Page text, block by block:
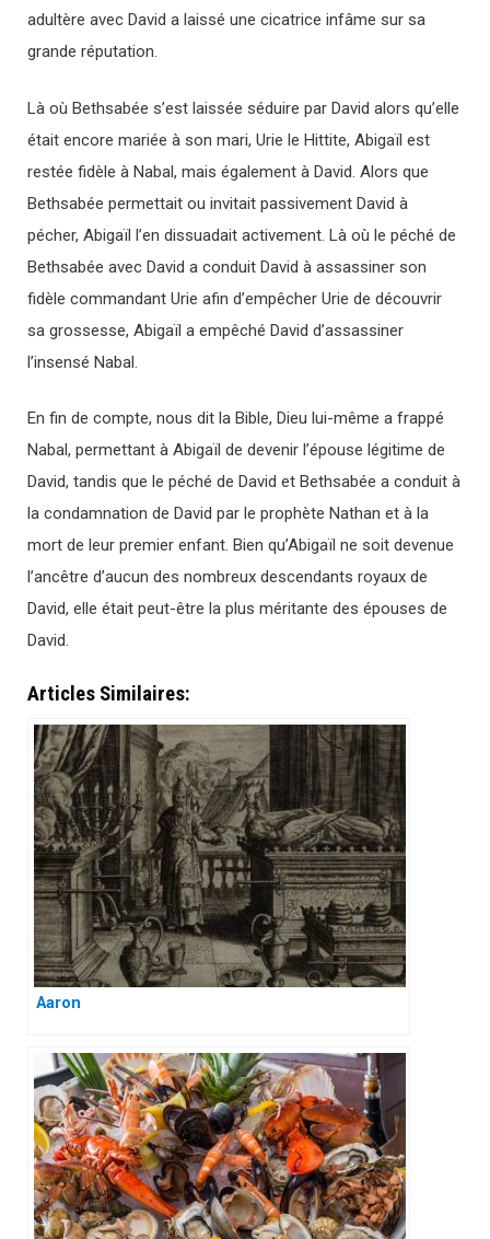
adultère avec David a laissé une cicatrice infâme sur sa
grande réputation.
Là où Bethsabée s’est laissée séduire par David alors qu’elle
était encore mariée à son mari, Urie le Hittite, Abigaïl est
restée fidèle à Nabal, mais également à David. Alors que
Bethsabée permettait ou invitait passivement David à
pécher, Abigaïl l’en dissuadait activement. Là où le péché de
Bethsabée avec David a conduit David à assassiner son
fidèle commandant Urie afin d’empêcher Urie de découvrir
sa grossesse, Abigaïl a empêché David d’assassiner
l’insensé Nabal.
En fin de compte, nous dit la Bible, Dieu lui-même a frappé
Nabal, permettant à Abigaïl de devenir l’épouse légitime de
David, tandis que le péché de David et Bethsabée a conduit à
la condamnation de David par le prophète Nathan et à la
mort de leur premier enfant. Bien qu’Abigaïl ne soit devenue
l’ancêtre d’aucun des nombreux descendants royaux de
David, elle était peut-être la plus méritante des épouses de
David.
Articles Similaires:
Aaron